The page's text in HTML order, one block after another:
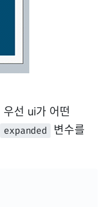
선 ui가 어떤
expanded
변수를